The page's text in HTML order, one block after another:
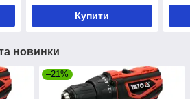
Купити
новинки
–21%